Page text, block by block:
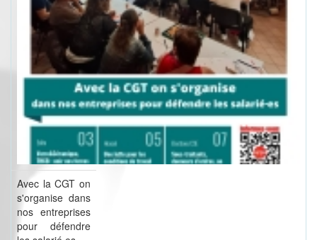
Avec la CGT on
s'organise dans
nos entreprises
pour défendre